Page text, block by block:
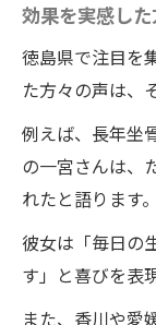
坐骨神
短時
ワイル
ワイ
な痛
坐骨神
ディ
整体施
日常生活
効果を実感し
徳島県で注目を
た方々の声は、
例えば、長年坐
の一宮さんは、
れたと語ります。
彼女は「毎日の
す」と喜びを表
また、香川や愛